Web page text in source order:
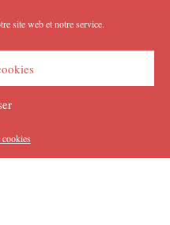
site web et notre service.